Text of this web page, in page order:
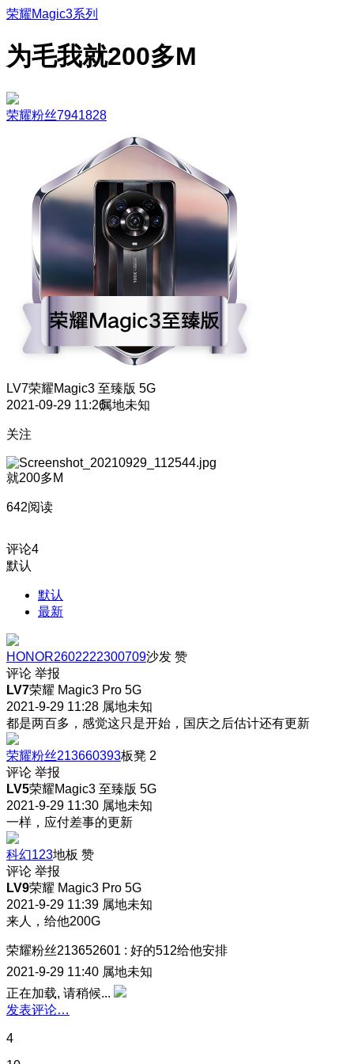
荣耀Magic3系列
为毛我就200多M
荣耀粉丝7941828
LV7荣耀Magic3 至臻版 5G
2021-09-29 11:26属地未知
关注
就200多M
642阅读
评论4
默认
默认
最新
HONOR2602222300709沙发 赞
评论 举报
LV7荣耀 Magic3 Pro 5G
2021-9-29 11:28 属地未知
都是两百多，感觉这只是开始，国庆之后估计还有更新
荣耀粉丝213660393板凳 2
评论 举报
LV5荣耀Magic3 至臻版 5G
2021-9-29 11:30 属地未知
一样，应付差事的更新
科幻123地板 赞
评论 举报
LV9荣耀 Magic3 Pro 5G
2021-9-29 11:39 属地未知
来人，给他200G
荣耀粉丝213652601 : 好的512给他安排
2021-9-29 11:40 属地未知
正在加载, 请稍候...
发表评论…
4